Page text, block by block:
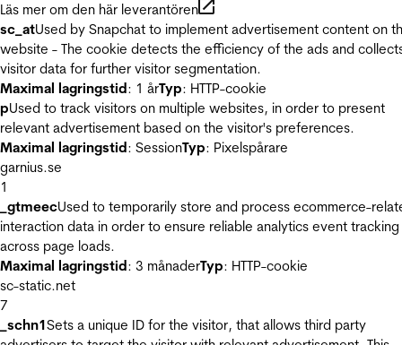
Läs mer om den här leverantören
sc_atUsed by Snapchat to implement advertisement content on
website - The cookie detects the efficiency of the ads and
visitor data for further visitor segmentation.
Maximal lagringstid: 1 årTyp: HTTP-cookie
pUsed to track visitors on multiple websites, in order to present
relevant advertisement based on the visitor's preferences.
Maximal lagringstid: SessionTyp: Pixelspårare
garnius.se
1
_gtmeecUsed to temporarily store and process ecommerce-
interaction data in order to ensure reliable analytics event tracking
across page loads.
Maximal lagringstid: 3 månaderTyp: HTTP-cookie
sc-static.net
7
_schn1Sets a unique ID for the visitor, that allows third party